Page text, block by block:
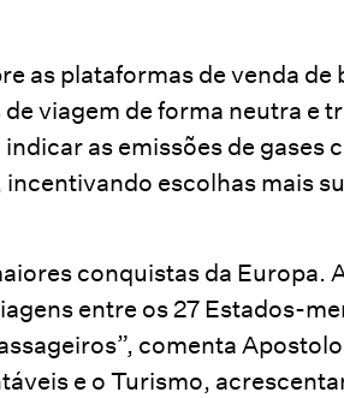
as plataformas de venda de
viagem de forma neutra e
as emissões de gases
escolhas mais
conquistas da Europa.
entre os 27 Estados-
comenta
e o Turismo,